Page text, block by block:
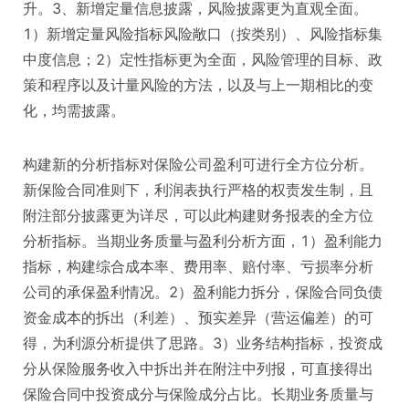
升。3、新增定量信息披露，风险披露更为直观全面。
1）新增定量风险指标风险敞口（按类别）、风险指标集
中度信息；2）定性指标更为全面，风险管理的目标、政
策和程序以及计量风险的方法，以及与上一期相比的变
化，均需披露。
构建新的分析指标对保险公司盈利可进行全方位分析。
新保险合同准则下，利润表执行严格的权责发生制，且
附注部分披露更为详尽，可以此构建财务报表的全方位
分析指标。当期业务质量与盈利分析方面，1）盈利能力
指标，构建综合成本率、费用率、赔付率、亏损率分析
公司的承保盈利情况。2）盈利能力拆分，保险合同负债
资金成本的拆出（利差）、预实差异（营运偏差）的可
得，为利源分析提供了思路。3）业务结构指标，投资成
分从保险服务收入中拆出并在附注中列报，可直接得出
保险合同中投资成分与保险成分占比。长期业务质量与